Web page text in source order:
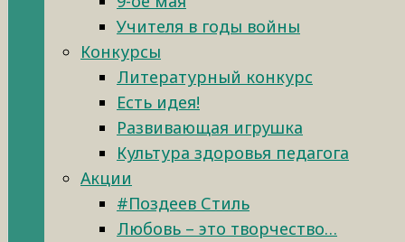
Учителя в годы войны
Конкурсы
Литературный конкурс
Есть идея!
Развивающая игрушка
Культура здоровья педагога
Акции
#Поздеев Стиль
Любовь – это творчество…